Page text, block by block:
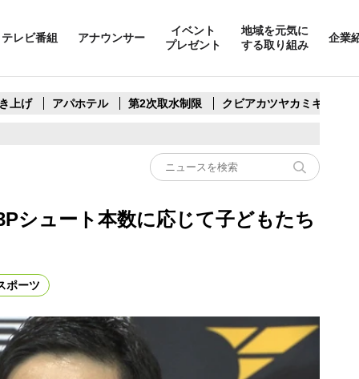
テレビ番組 アナウンサー
イベント
プレゼント
地域を元気に
する取り組み
企業
上げ アパホテル 第2次取水制限 クビアカツヤカミキリ
シュート本数に応じて子どもたち
ポーツ